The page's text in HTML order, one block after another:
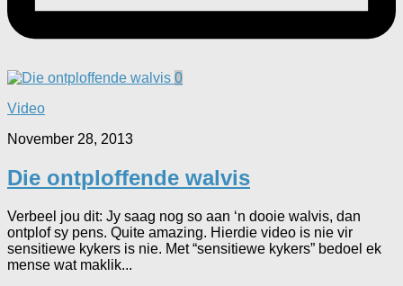
0
Video
November 28, 2013
Die ontploffende walvis
Verbeel jou dit: Jy saag nog so aan ‘n dooie walvis, dan
ontplof sy pens. Quite amazing. Hierdie video is nie vir
sensitiewe kykers is nie. Met “sensitiewe kykers” bedoel ek
mense wat maklik...